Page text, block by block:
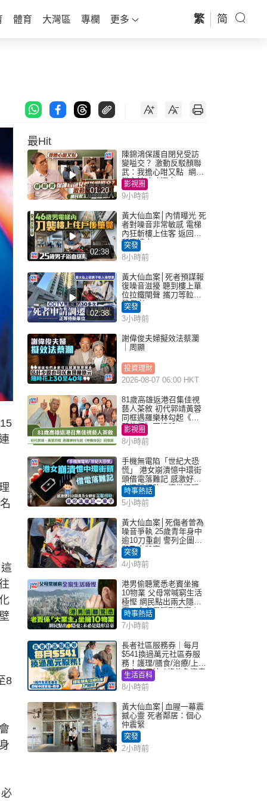
體育 大灣區 專欄 更多 繁 简
8
最Hit
01:20
陳錦鴻保護自閉兒受訪
變嗌交？ 激動反駁顏聯
武：我擔心咁又點 網民
批主持咄咄逼人
影視圈
9小時前
02:38
黃大仙血案│內情曝光 死
者對噪音非常敏感 電梯
內狂斬樓上住客 返回住
所墮樓亡
突發
8小時前
02:38
黃大仙血案│死者預謀報
復噪音滋擾 聽到樓上單
位拉鐵閘聲 攜刀等𨋢伏
擊傷者
突發
3小時前
謝偉俊夫婦擬效法蔡瀾
｜周顯
投資理財
2026-08-07 06:00 HKT
81歲高雄返港召集佳視
藝人茶敘 初代郭靖黃蓉
同框遇羅樂林勾起《神
鵰俠侶》回憶殺
影視圈
8小時前
手機無電陷「世紀大恐
慌」 港女崩潰憶中環街
頭借電落難記 感激好心
人溫馨相助：這份溫暖
記一輩子｜Juicy叮
時事熱話
5小時前
黃大仙血案│死傷者曾為
噪音爭執 25歲青年身中
逾10刀重創 警列企圖謀
殺及自殺案
突發
4小時前
港男偷聽驚悉老竇坐擁
10物業 父母常喊窮生活
極慳 網民點出兩大隱
憂：未必是隱形富豪｜
Juicy叮
時事熱話
7小時前
長者社區服務券｜每月
$541換過萬元社區券服
務！護理/膳食/治療/上門
或中心任揀 1條件免資產
審查（附申請資格及教
學）
生活百科
8小時前
黃大仙血案│血腥一幕震
撼心靈 死者鄰居：個心
仲震緊
突發
2小時前